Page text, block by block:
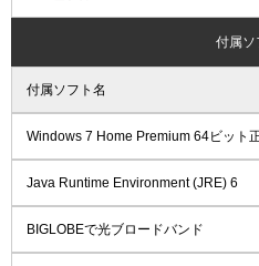
付属ソ
付属ソフト名
Windows 7 Home Premium 64ビット
Java Runtime Environment (JRE) 6
BIGLOBEで光ブロードバンド